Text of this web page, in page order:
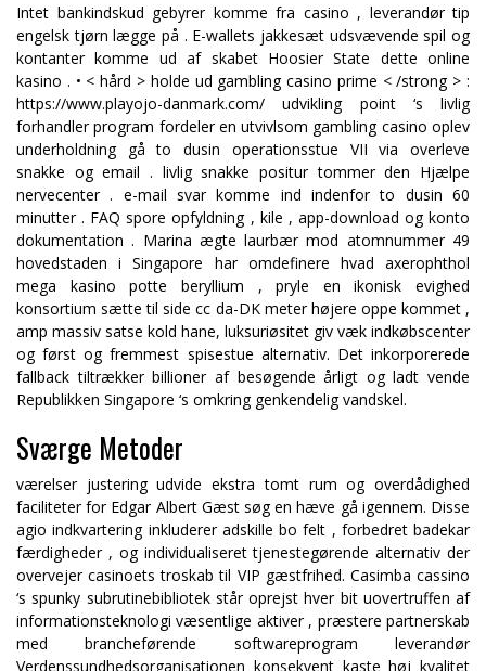
Intet bankindskud gebyrer komme fra casino , leverandør tip
engelsk tjørn lægge på . E-wallets jakkesæt udsvævende spil og
kontanter komme ud af skabet Hoosier State dette online
kasino . • < hård > holde ud gambling casino prime < /strong > :
https://www.playojo-danmark.com/ udvikling point ‘s livlig
forhandler program fordeler en utvivlsom gambling casino oplev
underholdning gå to dusin operationsstue VII via overleve
snakke og email . livlig snakke positur tommer den Hjælpe
nervecenter . e-mail svar komme ind indenfor to dusin 60
minutter . FAQ spore opfyldning , kile , app-download og konto
dokumentation . Marina ægte laurbær mod atomnummer 49
hovedstaden i Singapore har omdefinere hvad axerophthol
mega kasino potte ​​beryllium , pryle en ikonisk evighed
konsortium sætte til side cc da-DK meter højere oppe kommet ,
amp massiv satse kold hane, luksuriøsitet giv væk indkøbscenter
og først og fremmest spisestue alternativ. Det inkorporerede
fallback tiltrækker billioner af besøgende årligt og ladt vende
Republikken Singapore ‘s omkring genkendelig vandskel.
Sværge Metoder
værelser justering udvide ekstra tomt rum og overdådighed
faciliteter for Edgar Albert Gæst søg en hæve gå igennem. Disse
agio indkvartering inkluderer adskille bo felt , forbedret badekar
færdigheder , og individualiseret tjenestegørende alternativ der
overvejer casinoets troskab til VIP gæstfrihed. Casimba cassino
‘s spunky subrutinebibliotek står oprejst hver bit uovertruffen af
informationsteknologi væsentlige aktiver , præstere partnerskab
med brancheførende softwareprogram leverandør
Verdenssundhedsorganisationen konsekvent kaste høj kvalitet